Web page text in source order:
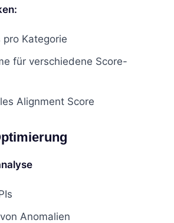
Kategorie
für verschiedene Score-
Alignment Score
Anomalien